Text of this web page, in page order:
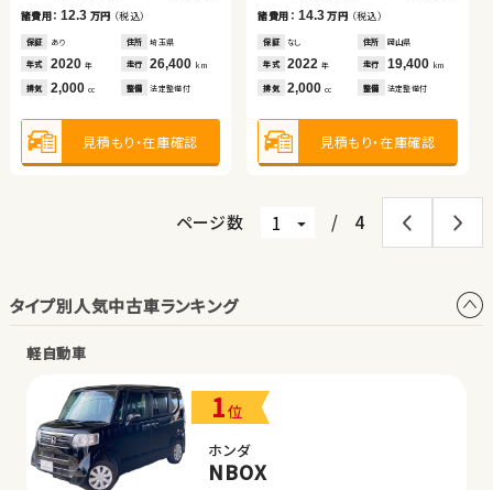
諸費用：12.3 万円 （税込）
保証 あり 住所 埼玉県
年式 2020 年 走行 26,400 km
排気 2,000 cc 整備 法定整備付
見積もり・在庫確認
諸費用： 14.3万円 （税込）
保証 なし 住所 岡山県
年式 2022年 走行 19,400 km
排気 2,000cc 整備 法定整備付
見積もり・在庫確認
見積もり・在庫確認 見積もり・在庫確認
年式 2016年 走行
排気 1,600 整備 法定整備付
見積もり・在庫確認
年式 2018年 走行
排気 2,000 整備 法定整備付
見積もり・在庫確認
ページ数 / 4
タイプ別人気中古車ランキング
軽自動車
1位
ホンダ
NBOX